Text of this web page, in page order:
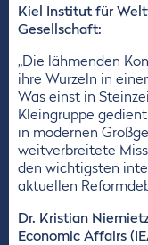
Kiel Institut für
Gesellschaft:
„Die lähmenden
ihre Wurzeln in
Was einst in
Kleingruppe
in modernen
weitverbreitete
den wichtigsten
aktuellen
Dr. Kristian
Economic Affairs